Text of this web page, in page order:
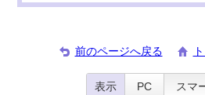
前のページへ戻る
表示 PC スマ